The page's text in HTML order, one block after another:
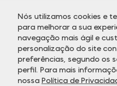
Nós utilizamos cookies e
para melhorar a sua
navegação mais ágil e
personalização do site
preferências, segundo os
perfil. Para mais
nossa Política de